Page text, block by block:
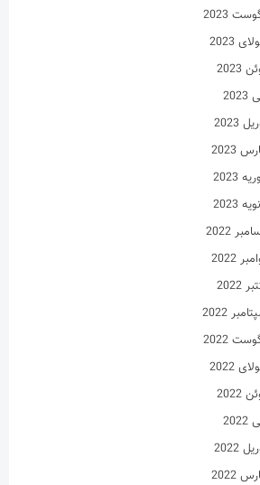
2023
2023
2023
2023
2023
2023
2023
2022
2022
2022
2022
2022
2022
2022
2022
2022